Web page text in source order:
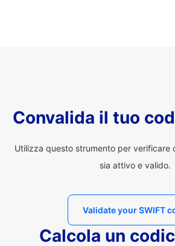
Convalida il tuo
Utilizza questo strumento per verificare
sia attivo e valido.
Validate your SWIFT
Calcola un